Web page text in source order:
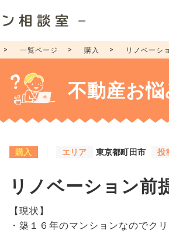
一覧ページ 購入 リノベーシ
不動産お
購入 エリア 東京都町田市 投
リノベーション前
【現状】
・築１６年のマンションなのでク